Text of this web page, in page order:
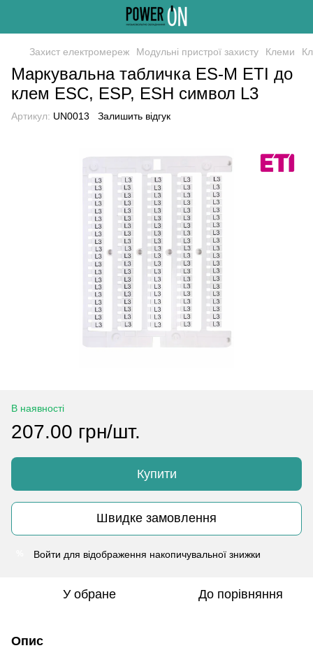
Захист електромереж Модульні пристрої захисту Клеми
Маркувальна табличка ES-M ETI до
клем ESC, ESP, ESH символ L3
Артикул: UN0013 Залишить відгук
В наявності
207.00 грн/шт.
Купити
Швидке замовлення
Войти для відображення накопичувальної знижки
У обране До порівняння
Опис